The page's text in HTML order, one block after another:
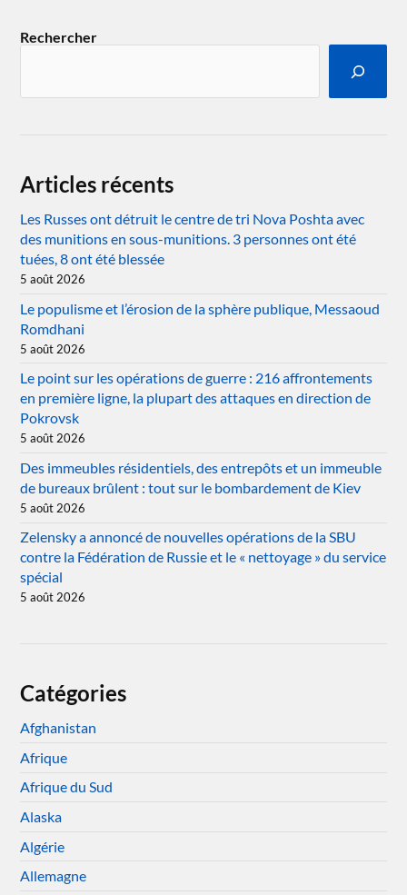
Rechercher
Articles récents
Les Russes ont détruit le centre de tri Nova Poshta avec
des munitions en sous-munitions. 3 personnes ont été
tuées, 8 ont été blessée
5 août 2026
Le populisme et l’érosion de la sphère publique, Messaoud
Romdhani
5 août 2026
Le point sur les opérations de guerre : 216 affrontements
en première ligne, la plupart des attaques en direction de
Pokrovsk
5 août 2026
Des immeubles résidentiels, des entrepôts et un immeuble
de bureaux brûlent : tout sur le bombardement de Kiev
5 août 2026
Zelensky a annoncé de nouvelles opérations de la SBU
contre la Fédération de Russie et le « nettoyage » du service
spécial
5 août 2026
Catégories
Afghanistan
Afrique
Afrique du Sud
Alaska
Algérie
Allemagne